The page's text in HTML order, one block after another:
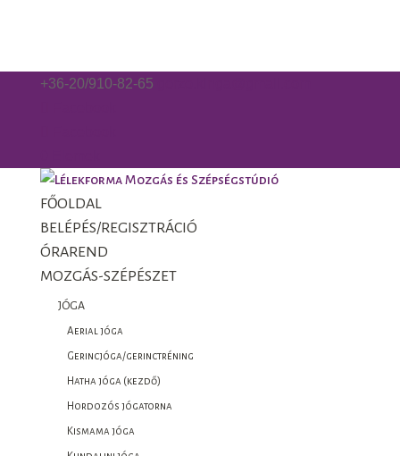
+36-20/910-82-65
FŐOLDAL
BELÉPÉS/REGISZTRÁCIÓ
ÓRAREND
MOZGÁS-SZÉPÉSZET
JÓGA
Aerial jóga
Gerincjóga/gerinctréning
Hatha jóga (kezdő)
Hordozós jógatorna
Kismama jóga